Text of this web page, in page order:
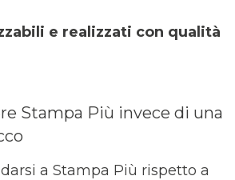
e realizzati con qualità
Stampa Più invece di una
a Stampa Più rispetto a